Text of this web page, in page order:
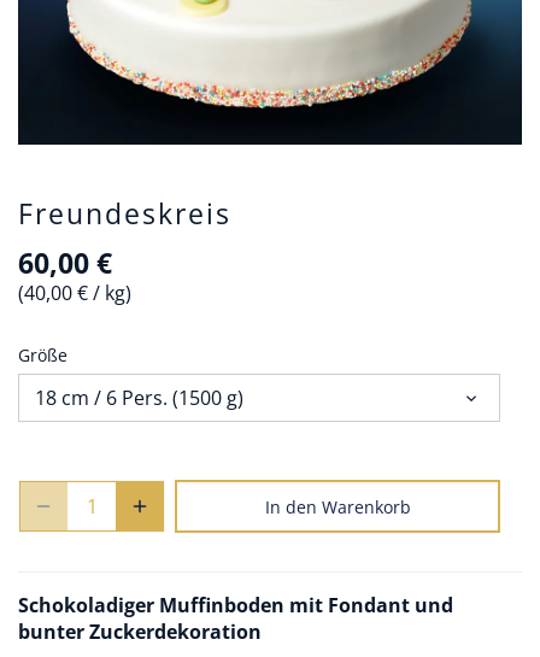
Freundeskreis
60,00 €
40,00 €/ kg
Größe
18 cm / 6 Pers. (1500 g)
In den Warenkorb
Schokoladiger Muffinboden mit Fondant und
bunter Zuckerdekoration